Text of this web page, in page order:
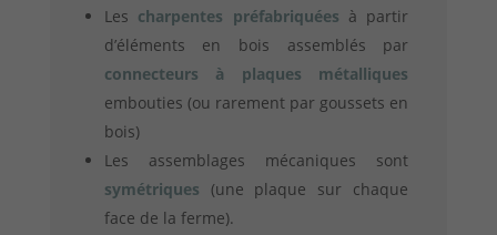
Les charpentes préfabriquées à partir
d’éléments en bois assemblés par
connecteurs à plaques métalliques
embouties (ou rarement par goussets en
bois)
Les assemblages mécaniques sont
symétriques (une plaque sur chaque
face de la ferme).